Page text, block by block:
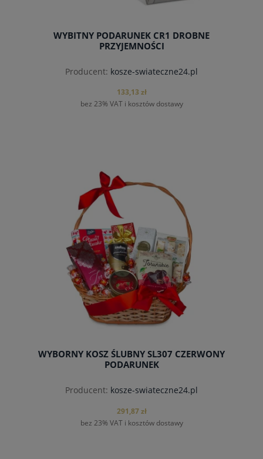
WYBITNY PODARUNEK CR1 DROBNE
PRZYJEMNOŚCI
Producent: kosze-swiateczne24.pl
133,13 zł
bez 23% VAT i kosztów dostawy
WYBORNY KOSZ ŚLUBNY SL307 CZERWONY
PODARUNEK
Producent: kosze-swiateczne24.pl
291,87 zł
bez 23% VAT i kosztów dostawy